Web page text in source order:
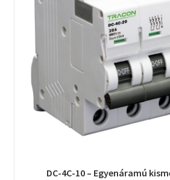
DC-4C-10 – Egyenáramú